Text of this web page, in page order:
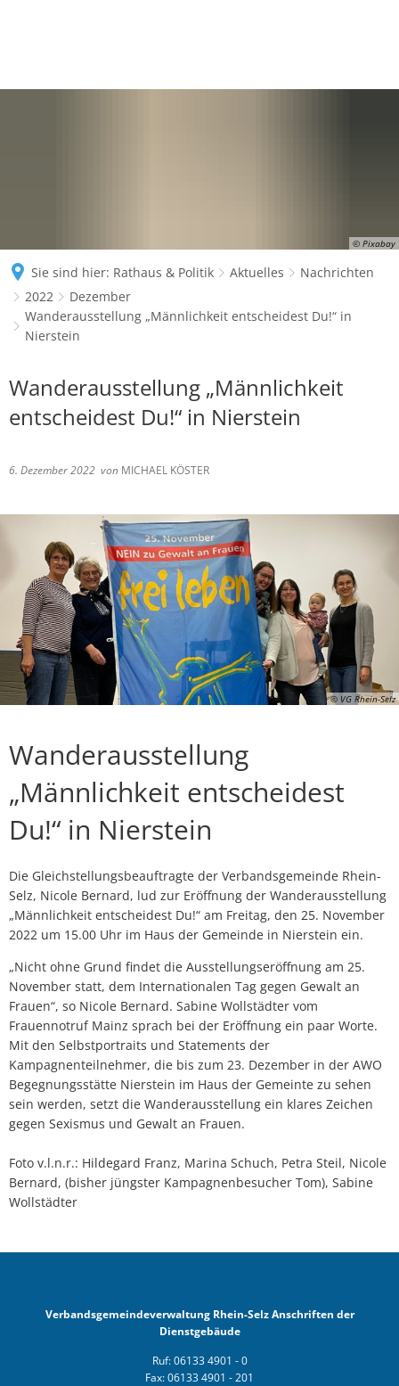
© Pixabay
Sie sind hier: Rathaus & Politik Aktuelles
Nachrichten
2022
Dezember
Wanderausstellung „Männlichkeit entscheidest Du!“ in
Nierstein
Wanderausstellung „Männlichkeit
entscheidest Du!“ in Nierstein
6. Dezember 2022 von MICHAEL KÖSTER
© VG Rhein-Selz
Wanderausstellung
„Männlichkeit entscheidest
Du!“ in Nierstein
Die Gleichstellungsbeauftragte der Verbandsgemeinde Rhein-
Selz, Nicole Bernard, lud zur Eröffnung der Wanderausstellung
„Männlichkeit entscheidest Du!“ am Freitag, den 25. November
2022 um 15.00 Uhr im Haus der Gemeinde in Nierstein ein.
„Nicht ohne Grund findet die Ausstellungseröffnung am 25.
November statt, dem Internationalen Tag gegen Gewalt an
Frauen“, so Nicole Bernard. Sabine Wollstädter vom
Frauennotruf Mainz sprach bei der Eröffnung ein paar Worte.
Mit den Selbstportraits und Statements der
Kampagnenteilnehmer, die bis zum 23. Dezember in der AWO
Begegnungsstätte Nierstein im Haus der Gemeinte zu sehen
sein werden, setzt die Wanderausstellung ein klares Zeichen
gegen Sexismus und Gewalt an Frauen.
Foto v.l.n.r.: Hildegard Franz, Marina Schuch, Petra Steil, Nicole
Bernard, (bisher jüngster Kampagnenbesucher Tom), Sabine
Wollstädter
Verbandsgemeindeverwaltung Rhein-Selz Anschriften der
Dienstgebäude
Ruf: 06133 4901 - 0
Fax: 06133 4901 - 201